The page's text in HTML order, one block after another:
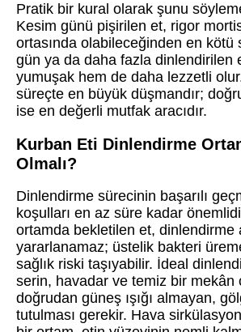
Pratik bir kural olarak şunu
Kesim günü pişirilen et, rigor
ortasında olabileceğinden en kötü
gün ya da daha fazla dinlendirilen
yumuşak hem de daha lezzetli olur.
süreçte en büyük düşmandır;
ise en değerli mutfak aracıdır.
Kurban Eti Dinlendirme
Olmalı?
Dinlendirme sürecinin başarılı
koşulları en az süre kadar
ortamda bekletilen et, dinlendirme
yararlanamaz; üstelik bakteri
sağlık riski taşıyabilir. İdeal
serin, havadar ve temiz bir mekân
doğrudan güneş ışığı almayan,
tutulması gerekir. Hava